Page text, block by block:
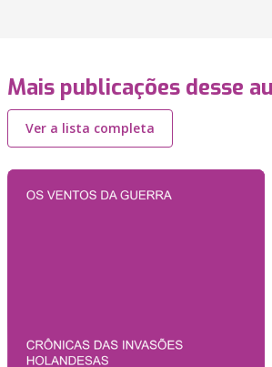
Mais publicações desse
Ver a lista completa